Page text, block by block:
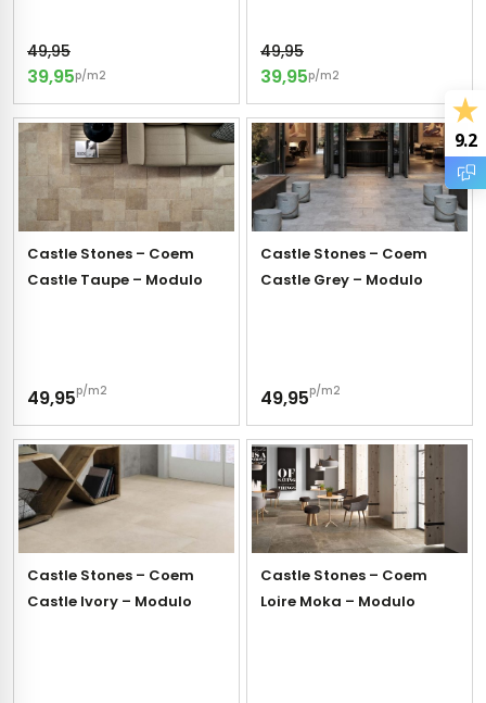
49,95
39,95p/m2
49,95
39,95p/m2
Castle Stones – Coem
Castle Taupe – Modulo
49,95p/m2
Castle Stones – Coem
Castle Grey – Modulo
49,95p/m2
Castle Stones – Coem
Castle Ivory – Modulo
Castle Stones – Coem
Loire Moka – Modulo
9.2